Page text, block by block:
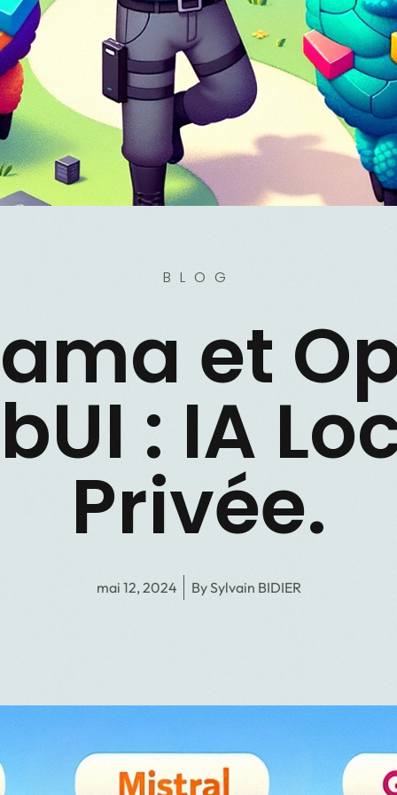
BLOG
et
: IA
Privée.
mai 12, 2024 BySylvain BIDIER